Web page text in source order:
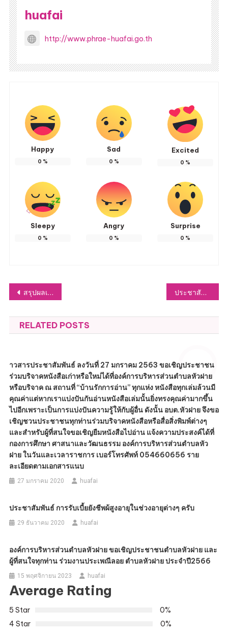
huafai
http://www.phrae-huafai.go.th
Happy
0 %
Sad
0 %
Excited
0 %
Sleepy
0 %
Angry
0 %
Surprise
0 %
แนะแนว
เรื่อง
สรุปผลเรื่องร้องเรียน/ร้องทุกข์ ประชาสัมพันธ์เชิญชวนเข้าร่วมโครงการบริหารจัดการขยะต้นทาง ประจำปีงบประมาณ พ.ศ. 2565
RELATED POSTS
าวสารประชาสัมพันธ์ ลงวันที่ 27 มกราคม 2563 ขอเชิญประชาชน
ร่วมบริจาคหนังสือเก่าหรือใหม่ได้ที่องค์การบริหารส่วนตำบลหัวฝาย
หรือบริจาค ณ สถานที่ “บ้านรักการอ่าน” ทุกแห่ง หนังสือทุกเล่มล้วนมี
คุณค่าแต่หากเราแบ่งปันกันอ่านหนังสือเล่มนั้นยิ่งทรงคุณค่ามากขึ้น
ไปอีกเพราะเป็นการแบ่งปันความรู้ให้กับผู้อื่น ดังนั้น อบต.หัวฝาย จึงขอ
เชิญชวนประชาชนทุกท่านร่วมบริจาคหนังสือหรือสื่อสิ่งพิมพ์ต่างๆ
และสำหรับผู้ที่สนใจขอเชิญยืมหนังสือไปอ่าน แจ้งความประสงค์ได้ที่
กองการศึกษา ศาสนาและวัฒนธรรม องค์การบริหารส่วนตำบลหัว
ฝาย ในวันและเวลาราชการ เบอร์โทรศัพท์ 054660656 ราย
ละเอียดตามเอกสารแนบ
27 มกราคม 2020 huafai
ประชาสัมพันธ์ การรับเบี้ยยังชีพผ้สูงอายุในช่วงอายุต่างๆ ครับ
29 ธันวาคม 2020 huafai
องค์การบริหารส่วนตำบลหัวฝาย ขอเชิญประชาชนตำบลหัวฝาย และ
ผู้ที่สนใจทุกท่าน ร่วมงานประเพณีลอย ตำบลหัวฝาย ประจำปี2566
15 พฤศจิกายน 2023 huafai
Average Rating
5 Star
0%
4 Star
0%